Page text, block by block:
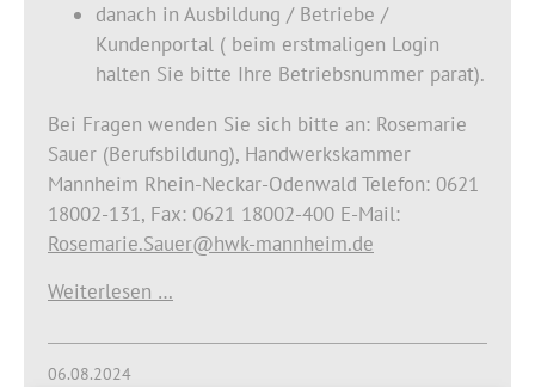
danach in Ausbildung / Betriebe /
Kundenportal ( beim erstmaligen Login
halten Sie bitte Ihre Betriebsnummer parat).
Bei Fragen wenden Sie sich bitte an: Rosemarie
Sauer (Berufsbildung), Handwerkskammer
Mannheim Rhein-Neckar-Odenwald Telefon: 0621
18002-131, Fax: 0621 18002-400 E-Mail:
Rosemarie.Sauer@hwk-mannheim.de
Weiterlesen …
06.08.2024